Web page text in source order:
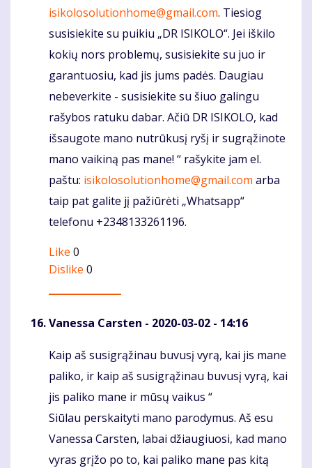
isikolosolutionhome@gmail.com. Tiesiog
susisiekite su puikiu „DR ISIKOLO“. Jei iškilo
kokių nors problemų, susisiekite su juo ir
garantuosiu, kad jis jums padės. Daugiau
nebeverkite - susisiekite su šiuo galingu
rašybos ratuku dabar. Ačiū DR ISIKOLO, kad
išsaugote mano nutrūkusį ryšį ir sugrąžinote
mano vaikiną pas mane! “ rašykite jam el.
paštu: isikolosolutionhome@gmail.com arba
taip pat galite jį pažiūrėti „Whatsapp“
telefonu +2348133261196.
Like 0
Dislike 0
Vanessa Carsten - 2020-03-02 - 14:16
Komentaras
Kaip aš susigrąžinau buvusį vyrą, kai jis mane
paliko, ir kaip aš susigrąžinau buvusį vyrą, kai
jis paliko mane ir mūsų vaikus “
Siūlau perskaityti mano parodymus. Aš esu
Vanessa Carsten, labai džiaugiuosi, kad mano
vyras grįžo po to, kai paliko mane pas kitą